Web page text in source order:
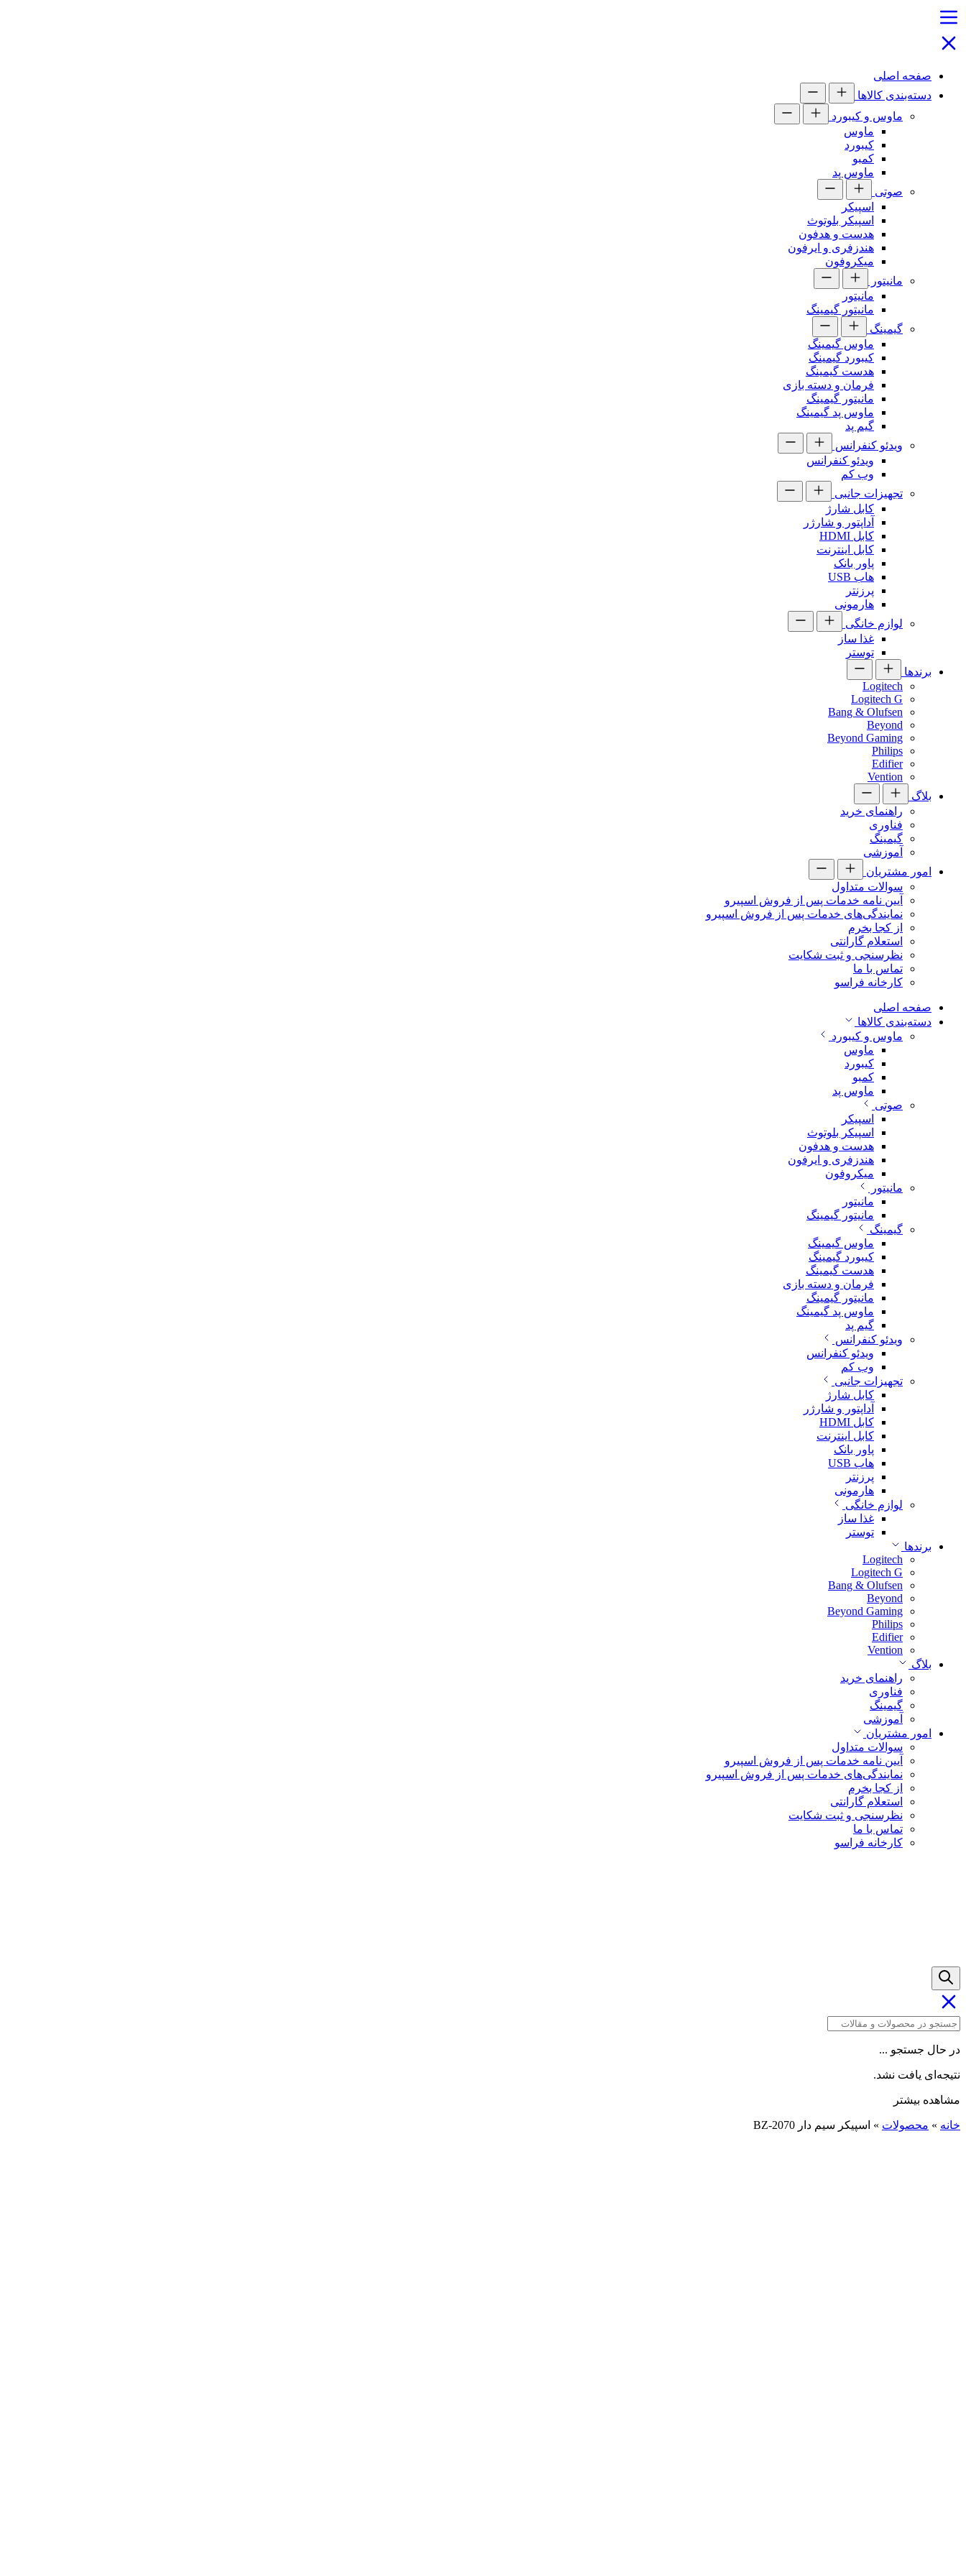
صفحه اصلی
دسته‌بندی کالاها
ماوس و کیبورد
ماوس
کیبورد
کمبو
ماوس پد
صوتی
اسپیکر
اسپیکر بلوتوث
هدست و هدفون
هندزفری و ایرفون
میکروفون
مانیتور
مانیتور
مانیتور گیمینگ
گیمینگ
ماوس گیمینگ
کیبورد گیمینگ
هدست گیمینگ
فرمان و دسته بازی
مانیتور گیمینگ
ماوس پد گیمینگ
گیم پد
ویدئو کنفرانس
ویدئو کنفرانس
وب کم
تجهیزات جانبی
کابل شارژ
آداپتور و شارژر
کابل HDMI
کابل اینترنت
پاور بانک
هاب USB
پرزنتر
هارمونی
لوازم خانگی
غذا ساز
توستر
برندها
Logitech
Logitech G
Bang & Olufsen
Beyond
Beyond Gaming
Philips
Edifier
Vention
بلاگ
راهنمای خرید
فناوری
گیمینگ
آموزشی
امور مشتریان
سوالات متداول
آیین نامه خدمات پس از فروش اسپیرو
نمایندگی‌های خدمات پس از فروش اسپیرو
از کجا بخرم
استعلام گارانتی
نظرسنجی و ثبت شکایت
تماس با ما
کارخانه فراسو
صفحه اصلی
دسته‌بندی کالاها
ماوس و کیبورد
ماوس
کیبورد
کمبو
ماوس پد
صوتی
اسپیکر
اسپیکر بلوتوث
هدست و هدفون
هندزفری و ایرفون
میکروفون
مانیتور
مانیتور
مانیتور گیمینگ
گیمینگ
ماوس گیمینگ
کیبورد گیمینگ
هدست گیمینگ
فرمان و دسته بازی
مانیتور گیمینگ
ماوس پد گیمینگ
گیم پد
ویدئو کنفرانس
ویدئو کنفرانس
وب کم
تجهیزات جانبی
کابل شارژ
آداپتور و شارژر
کابل HDMI
کابل اینترنت
پاور بانک
هاب USB
پرزنتر
هارمونی
لوازم خانگی
غذا ساز
توستر
برندها
Logitech
Logitech G
Bang & Olufsen
Beyond
Beyond Gaming
Philips
Edifier
Vention
بلاگ
راهنمای خرید
فناوری
گیمینگ
آموزشی
امور مشتریان
سوالات متداول
آیین نامه خدمات پس از فروش اسپیرو
نمایندگی‌های خدمات پس از فروش اسپیرو
از کجا بخرم
استعلام گارانتی
نظرسنجی و ثبت شکایت
تماس با ما
کارخانه فراسو
در حال جستجو ...
نتیجه‌ای یافت نشد.
مشاهده بیشتر
خانه » محصولات » اسپیکر سیم دار BZ-2070